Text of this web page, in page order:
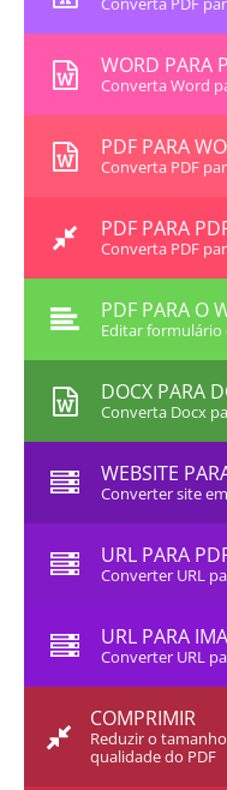
WORD PARA
Converta Word
PDF PARA
Converta PDF
PDF PARA
Converta PDF
PDF PARA O
Editar formulário
DOCX PARA
Converta Docx
WEBSITE
Converter site
URL PARA
Converter URL
URL PARA
Converter URL
COMPRIMIR
Reduzir o
qualidade do PDF